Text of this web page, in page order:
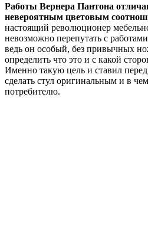
Работы Вернера Пантона
невероятным цветовым
настоящий революционер
невозможно перепутать с
ведь он особый, без привычных
определить что это и с какой
Именно такую цель и ставил
сделать стул оригинальным и в
потребителю.